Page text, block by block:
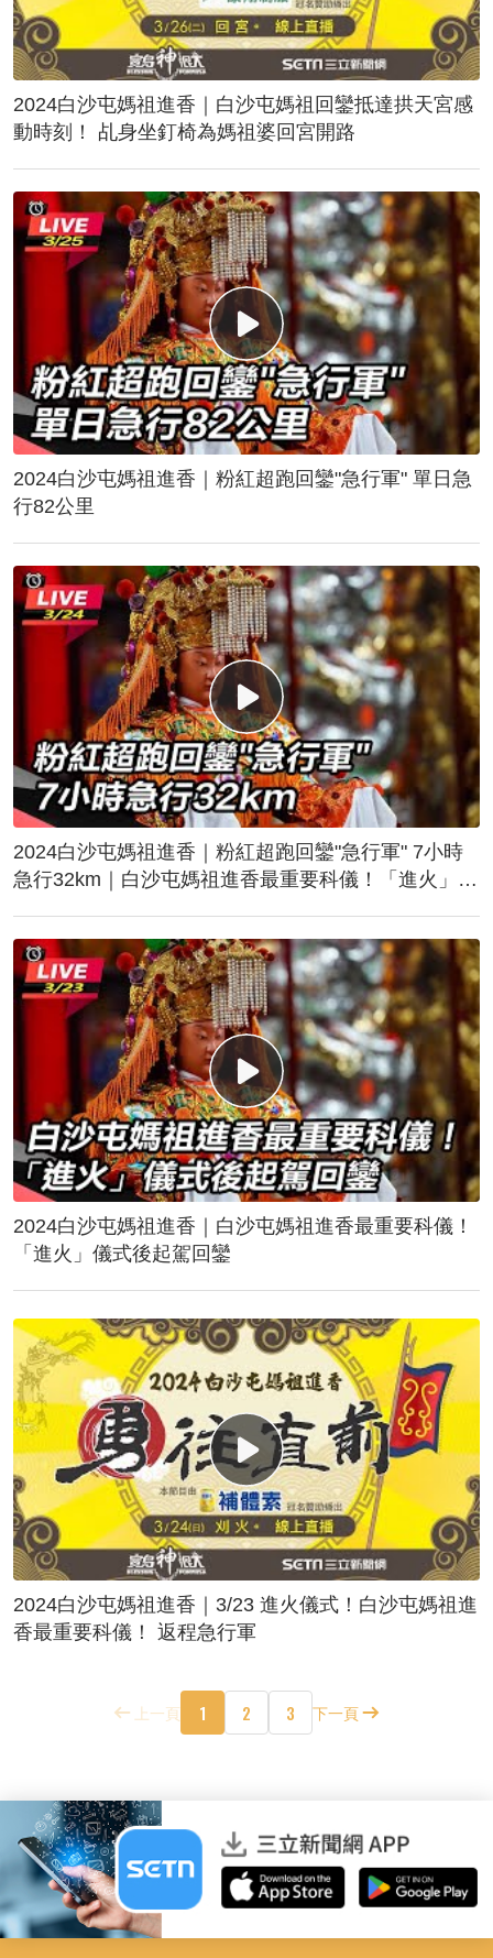
2024白沙屯媽祖進香｜白沙屯媽祖回鑾抵達拱天宮感
動時刻！ 乩身坐釘椅為媽祖婆回宮開路
2024白沙屯媽祖進香｜粉紅超跑回鑾"急行軍" 單日急
行82公里
2024白沙屯媽祖進香｜粉紅超跑回鑾"急行軍" 7小時
急行32km｜白沙屯媽祖進香最重要科儀！「進火」儀
2024白沙屯媽祖進香｜白沙屯媽祖進香最重要科儀！
「進火」儀式後起駕回鑾
2024白沙屯媽祖進香｜3/23 進火儀式！白沙屯媽祖進
香最重要科儀！ 返程急行軍
上一頁 1 2 3 下一頁